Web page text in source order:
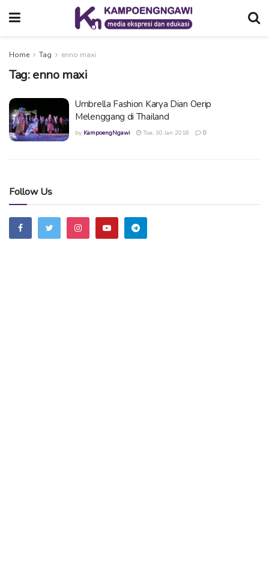
Home Tag enno maxi
Tag:enno maxi
Umbrella Fashion Karya Dian Oerip
Melenggang di Thailand
by KampoengNgawi Tue, 30 Jan 2018 0
Follow Us